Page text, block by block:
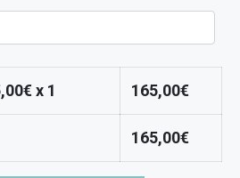
€ x 1 165,00€
165,00€